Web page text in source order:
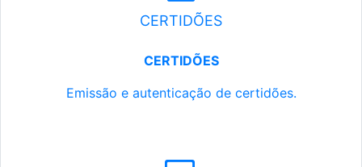
CERTIDÕES
CERTIDÕES
Emissão e autenticação de certidões.